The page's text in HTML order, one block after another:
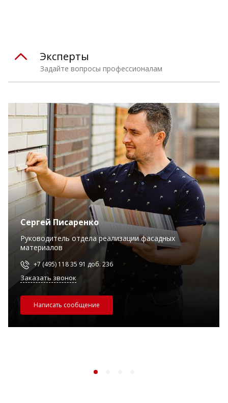
Задайте вопросы профессионалам
Эксперты
Сергей Писаренко
Руководитель отдела реализации фасадных
материалов
+7 (495) 118 35 91 доб. 236
Заказать звонок
Написать сообщение